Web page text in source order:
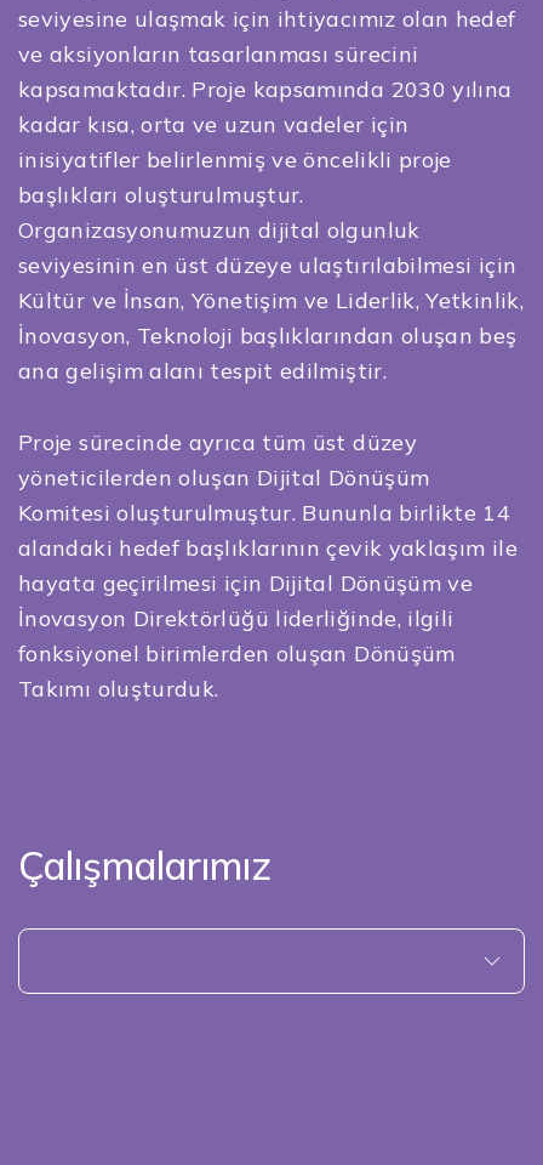
seviyesine ulaşmak için ihtiyacımız olan hedef
ve aksiyonların tasarlanması sürecini
kapsamaktadır. Proje kapsamında 2030 yılına
kadar kısa, orta ve uzun vadeler için
inisiyatifler belirlenmiş ve öncelikli proje
başlıkları oluşturulmuştur.
Organizasyonumuzun dijital olgunluk
seviyesinin en üst düzeye ulaştırılabilmesi için
Kültür ve İnsan, Yönetişim ve Liderlik, Yetkinlik,
İnovasyon, Teknoloji başlıklarından oluşan beş
ana gelişim alanı tespit edilmiştir.
Proje sürecinde ayrıca tüm üst düzey
yöneticilerden oluşan Dijital Dönüşüm
Komitesi oluşturulmuştur. Bununla birlikte 14
alandaki hedef başlıklarının çevik yaklaşım ile
hayata geçirilmesi için Dijital Dönüşüm ve
İnovasyon Direktörlüğü liderliğinde, ilgili
fonksiyonel birimlerden oluşan Dönüşüm
Takımı oluşturduk.
Çalışmalarımız